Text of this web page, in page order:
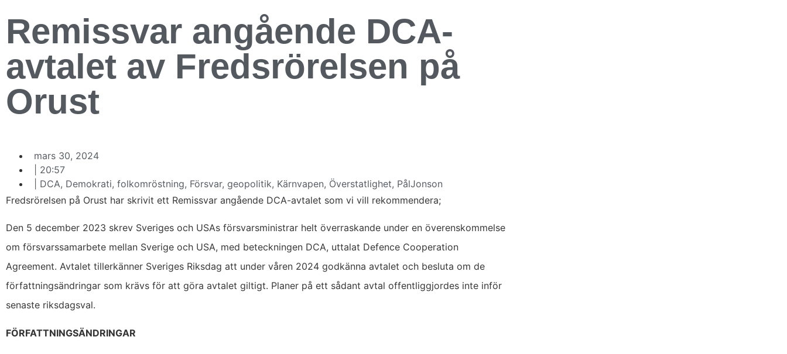
Remissvar angående DCA-
avtalet av Fredsrörelsen på
Orust
mars 30, 2024
20:57
DCA, Demokrati, folkomröstning, Försvar, geopolitik, Kärnvapen, Överstatlighet, PålJonson
Fredsrörelsen på Orust har skrivit ett Remissvar angående DCA-avtalet som vi vill rekommendera;
Den 5 december 2023 skrev Sveriges och USAs försvarsministrar helt överraskande under en överenskommelse
om försvarssamarbete mellan Sverige och USA, med beteckningen DCA, uttalat Defence Cooperation
Agreement. Avtalet tillerkänner Sveriges Riksdag att under våren 2024 godkänna avtalet och besluta om de
författningsändringar som krävs för att göra avtalet giltigt. Planer på ett sådant avtal offentliggjordes inte inför
senaste riksdagsval.
FÖRFATTNINGSÄNDRINGAR